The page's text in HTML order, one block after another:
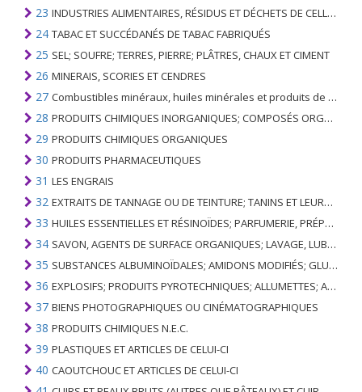
23 INDUSTRIES ALIMENTAIRES, RÉSIDUS ET DÉCHETS DE CELLES-CI; FOURRAGE ANIMAL PRÉPARÉ
24 TABAC ET SUCCÉDANÉS DE TABAC FABRIQUÉS
25 SEL; SOUFRE; TERRES, PIERRE; PLÂTRES, CHAUX ET CIMENT
26 MINERAIS, SCORIES ET CENDRES
27 Combustibles minéraux, huiles minérales et produits de leur distillation; SUBSTANCES BITUMINEUSES; CIRES MINÉRALES
28 PRODUITS CHIMIQUES INORGANIQUES; COMPOSÉS ORGANIQUES ET INORGANIQUES DE MÉTAUX PRÉCIEUX; DE MÉTAUX DES TERRES RARES, D'ÉLÉMENTS RADIOACTIFS ET D'ISOTOPES
29 PRODUITS CHIMIQUES ORGANIQUES
30 PRODUITS PHARMACEUTIQUES
31 LES ENGRAIS
32 EXTRAITS DE TANNAGE OU DE TEINTURE; TANINS ET LEURS DERIVES; COLORANTS, PIGMENTS ET AUTRES MATIERES COLORANTES; PEINTURES, VERNIS; MASTIC, AUTRES MASTIQUES; ENCRES
33 HUILES ESSENTIELLES ET RÉSINOÏDES; PARFUMERIE, PRÉPARATIONS COSMÉTIQUES OU DE TOILETTE
34 SAVON, AGENTS DE SURFACE ORGANIQUES; LAVAGE, LUBRIFICATION, POLISSAGE OU PRÉPARATION À L'ÉPURATION; CIRES ARTIFICIELLES OU PRÉPARÉES, BOUGIES ET ARTICLES SIMILAIRES, PÂTES À MODÉLISER, CIRES DENTAIRES ET PRÉPARATIONS DENTAIRES À BASE DE PLÂTRE
35 SUBSTANCES ALBUMINOÏDALES; AMIDONS MODIFIÉS; GLUES; ENZYMES
36 EXPLOSIFS; PRODUITS PYROTECHNIQUES; ALLUMETTES; ALLIAGES PYROPHORIQUES; CERTAINES PRÉPARATIONS COMBUSTIBLES
37 BIENS PHOTOGRAPHIQUES OU CINÉMATOGRAPHIQUES
38 PRODUITS CHIMIQUES N.E.C.
39 PLASTIQUES ET ARTICLES DE CELUI-CI
40 CAOUTCHOUC ET ARTICLES DE CELUI-CI